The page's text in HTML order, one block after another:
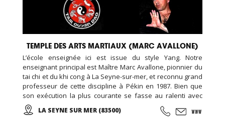
TEMPLE DES ARTS MARTIAUX (MARC AVALLONE)
L’école enseignée ici est issue du style Yang. Notre
enseignant principal est Maître Marc Avallone, pionnier du
tai chi et du khi cong à La Seyne-sur-mer, et reconnu grand
professeur de cette discipline à Pékin en 1987. Bien que
son exécution la plus courante se fasse au ralenti avec
des mouvements doux et unis entre eux, le thai cuc quyen
(taichi) peut s’exécuter de bien des manières différentes,
LA SEYNE SUR MER (83500)